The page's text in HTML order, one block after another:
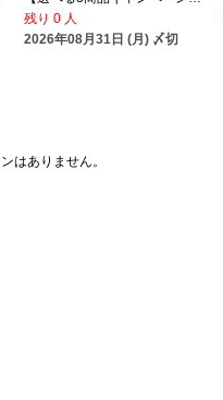
残り 0 人
2026年08月31日 (月) 〆切
はありません。